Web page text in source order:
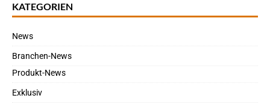
KATEGORIEN
News
Branchen-News
Produkt-News
Exklusiv